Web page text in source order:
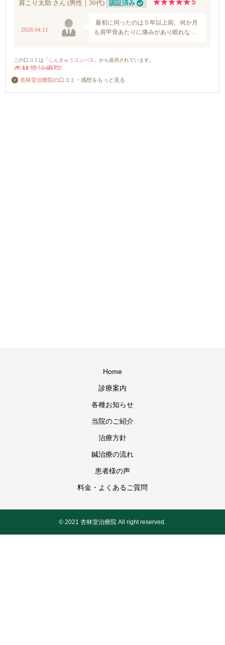
杏林堂治療院の口コミ・感想をもっと見る
Home
診療案内
各種お知らせ
当院のご紹介
治療方針
鍼治療の流れ
患者様の声
料金・よくあるご質問
© 2021 杏林堂治療院 All right reserved.